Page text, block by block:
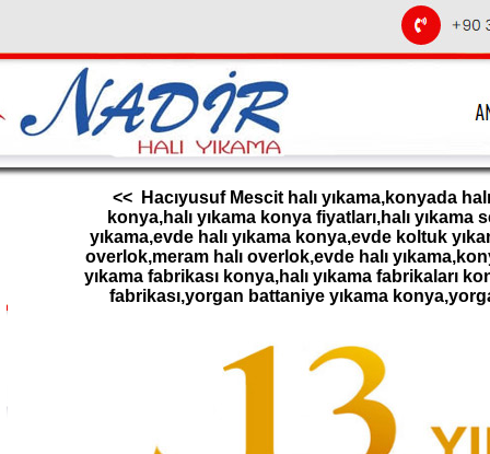
<< Hacıyusuf Mescit halı yıkama,konyada
konya,halı yıkama konya fiyatları,halı yıkama
yıkama,evde halı yıkama konya,evde koltuk
overlok,meram halı overlok,evde halı
yıkama fabrikası konya,halı yıkama fabrikaları
fabrikası,yorgan battaniye yıkama